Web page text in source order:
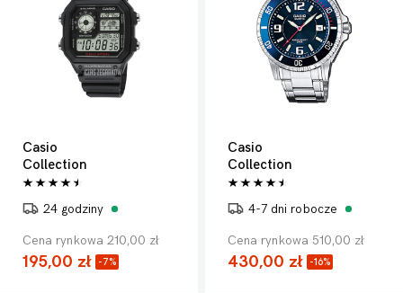
Casio
Collection
24 godziny
Cena rynkowa 210,00 zł
195,00 zł -7%
Casio
Collection
4-7 dni robocze
Cena rynkowa 510,00 zł
430,00 zł -16%